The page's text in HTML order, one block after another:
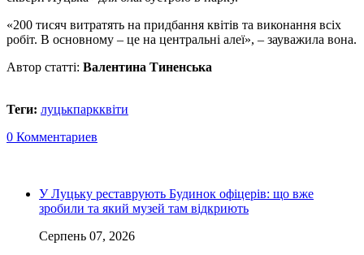
«200 тисяч витратять на придбання квітів та виконання всіх
робіт. В основному – це на центральні алеї», – зауважила вона.
Автор статті: Валентина Тиненська
Теги: луцькпаркквіти
0 Комментариев
У Луцьку реставрують Будинок офіцерів: що вже
зробили та який музей там відкриють
Серпень 07, 2026